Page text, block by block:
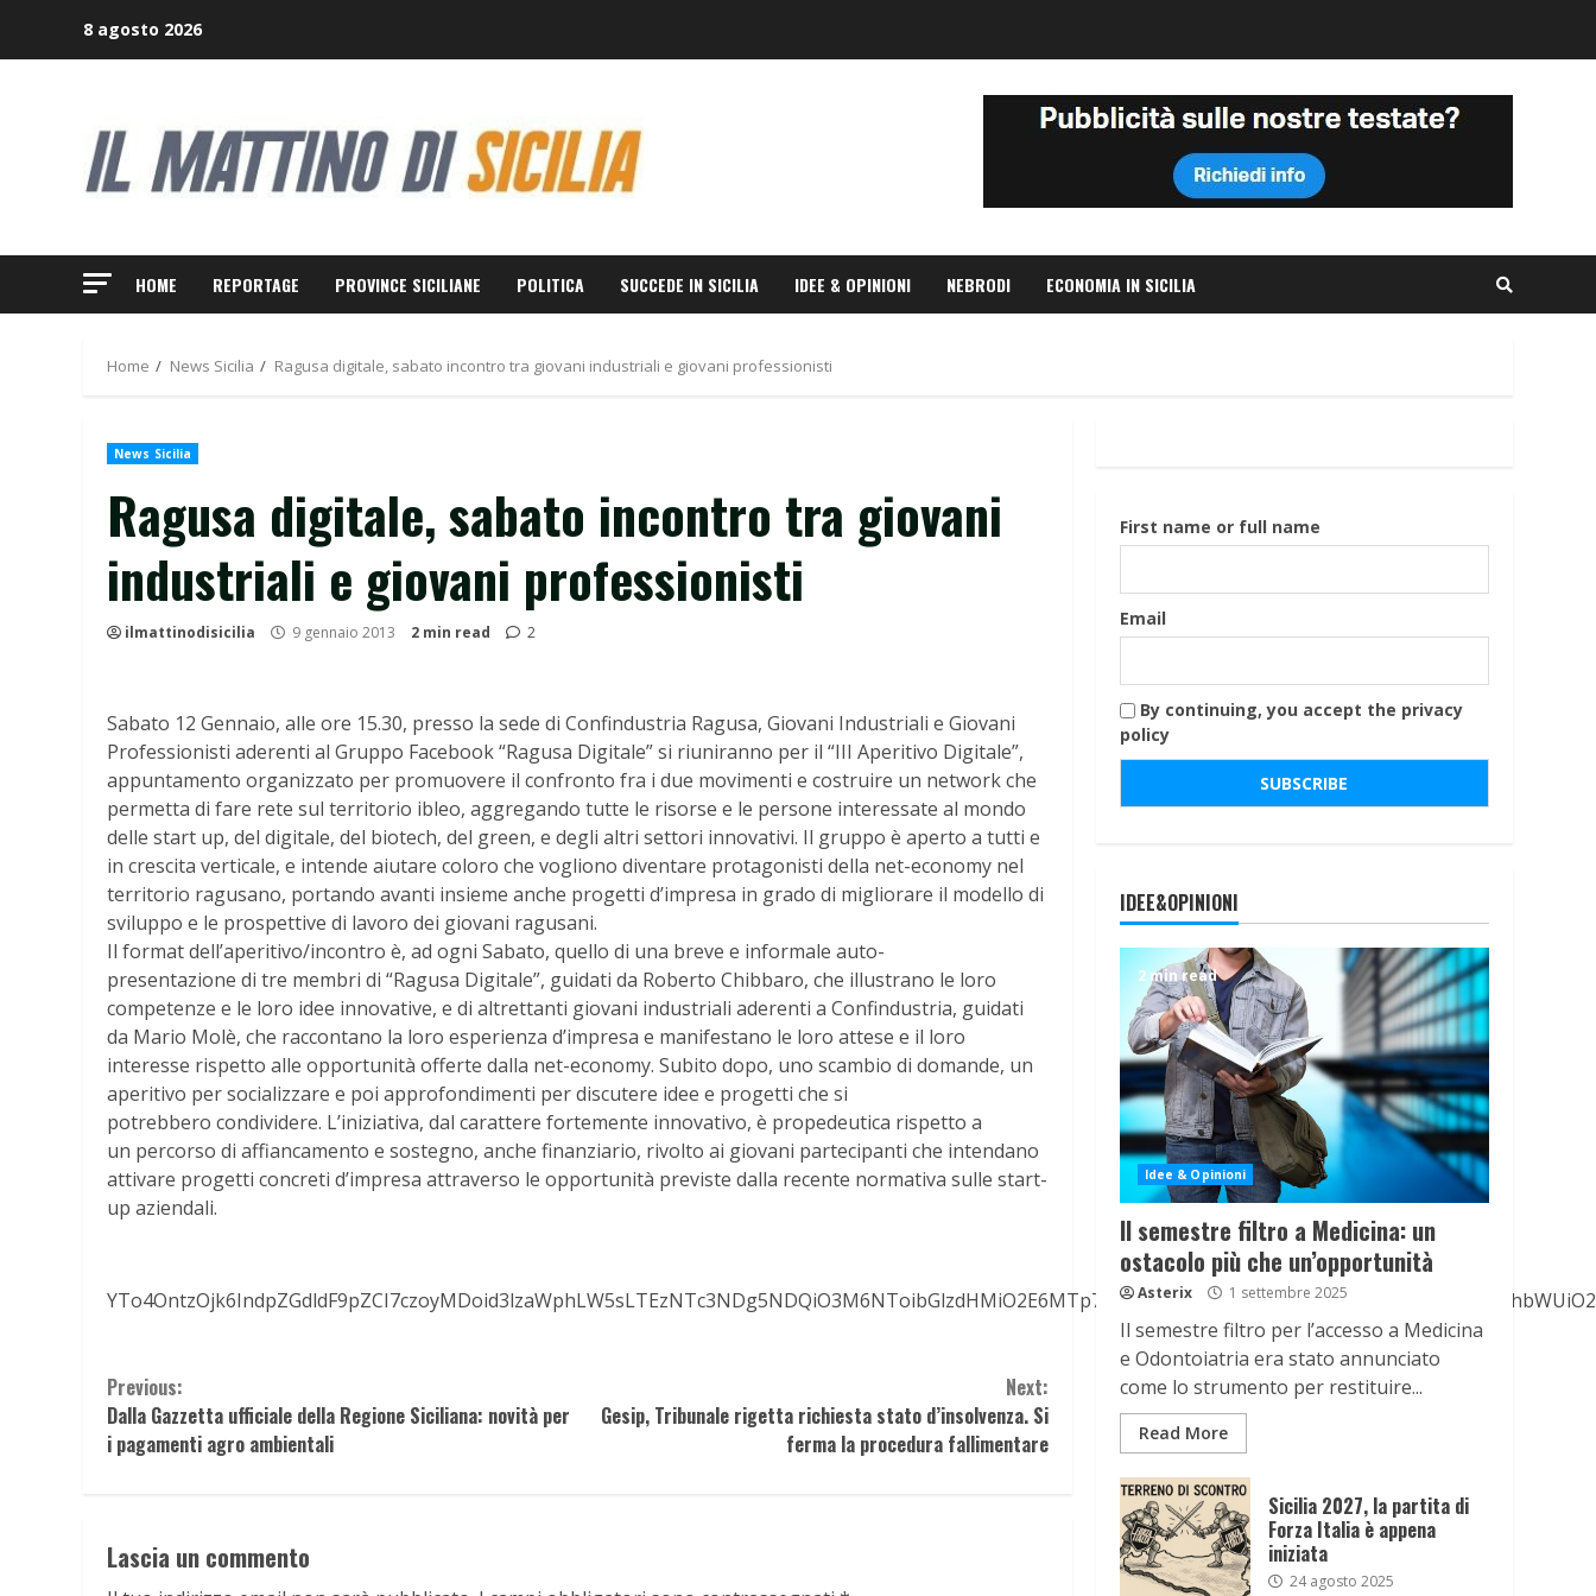
8 agosto 2026
HOME REPORTAGE PROVINCE SICILIANE POLITICA SUCCEDE IN SICILIA IDEE & OPINIONI NEBRODI ECONOMIA IN SICILIA
Home News Sicilia Ragusa digitale, sabato incontro tra giovani industriali e giovani professionisti
News Sicilia
Ragusa digitale, sabato incontro tra giovani
industriali e giovani professionisti
ilmattinodisicilia 9 gennaio 2013 2 min read 2
Sabato 12 Gennaio, alle ore 15.30, presso la sede di Confindustria Ragusa, Giovani Industriali e Giovani
Professionisti aderenti al Gruppo Facebook “Ragusa Digitale” si riuniranno per il “III Aperitivo Digitale”,
appuntamento organizzato per promuovere il confronto fra i due movimenti e costruire un network che
permetta di fare rete sul territorio ibleo, aggregando tutte le risorse e le persone interessate al mondo
delle start up, del digitale, del biotech, del green, e degli altri settori innovativi. Il gruppo è aperto a tutti e
in crescita verticale, e intende aiutare coloro che vogliono diventare protagonisti della net-economy nel
territorio ragusano, portando avanti insieme anche progetti d’impresa in grado di migliorare il modello di
sviluppo e le prospettive di lavoro dei giovani ragusani.
Il format dell’aperitivo/incontro è, ad ogni Sabato, quello di una breve e informale auto-
presentazione di tre membri di “Ragusa Digitale”, guidati da Roberto Chibbaro, che illustrano le loro
competenze e le loro idee innovative, e di altrettanti giovani industriali aderenti a Confindustria, guidati
da Mario Molè, che raccontano la loro esperienza d’impresa e manifestano le loro attese e il loro
interesse rispetto alle opportunità offerte dalla net-economy. Subito dopo, uno scambio di domande, un
aperitivo per socializzare e poi approfondimenti per discutere idee e progetti che si
potrebbero condividere. L’iniziativa, dal carattere fortemente innovativo, è propedeutica rispetto a
un percorso di affiancamento e sostegno, anche finanziario, rivolto ai giovani partecipanti che intendano
attivare progetti concreti d’impresa attraverso le opportunità previste dalla recente normativa sulle start-
up aziendali.
Continue
Reading
Previous:
Dalla Gazzetta ufficiale della Regione Siciliana: novità per
i pagamenti agro ambientali
Next:
Gesip, Tribunale rigetta richiesta stato d’insolvenza. Si
ferma la procedura fallimentare
Lascia un commento
First name or full name
Email
By continuing, you accept the privacy
policy
IDEE&OPINIONI
2 min read
Idee & Opinioni
Il semestre filtro a Medicina: un
ostacolo più che un’opportunità
Asterix 1 settembre 2025
Il semestre filtro per l’accesso a Medicina
e Odontoiatria era stato annunciato
come lo strumento per restituire...
Read More
Sicilia 2027, la partita di
Forza Italia è appena
iniziata
24 agosto 2025